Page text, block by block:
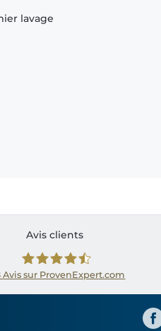
lavage
Avis clients
Avis sur ProvenExpert.com